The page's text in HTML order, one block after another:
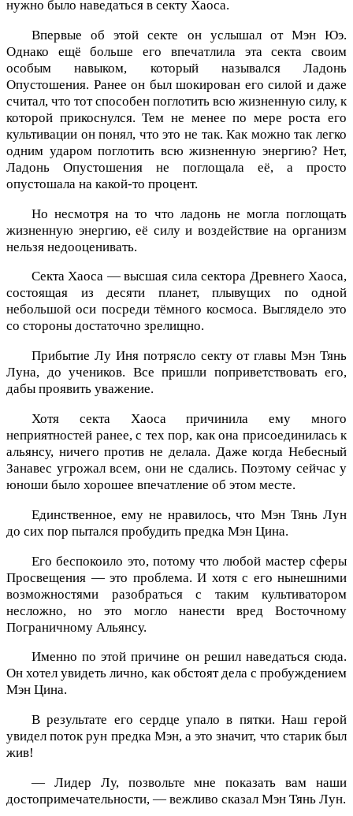
нужно было наведаться в секту Хаоса.
Впервые об этой секте он услышал от Мэн Юэ.
Однако ещё больше его впечатлила эта секта своим
особым навыком, который назывался Ладонь
Опустошения. Ранее он был шокирован его силой и даже
считал, что тот способен поглотить всю жизненную силу, к
которой прикоснулся. Тем не менее по мере роста его
культивации он понял, что это не так. Как можно так легко
одним ударом поглотить всю жизненную энергию? Нет,
Ладонь Опустошения не поглощала её, а просто
опустошала на какой-то процент.
Но несмотря на то что ладонь не могла поглощать
жизненную энергию, её силу и воздействие на организм
нельзя недооценивать.
Секта Хаоса — высшая сила сектора Древнего Хаоса,
состоящая из десяти планет, плывущих по одной
небольшой оси посреди тёмного космоса. Выглядело это
со стороны достаточно зрелищно.
Прибытие Лу Иня потрясло секту от главы Мэн Тянь
Луна, до учеников. Все пришли поприветствовать его,
дабы проявить уважение.
Хотя секта Хаоса причинила ему много
неприятностей ранее, с тех пор, как она присоединилась к
альянсу, ничего против не делала. Даже когда Небесный
Занавес угрожал всем, они не сдались. Поэтому сейчас у
юноши было хорошее впечатление об этом месте.
Единственное, ему не нравилось, что Мэн Тянь Лун
до сих пор пытался пробудить предка Мэн Цина.
Его беспокоило это, потому что любой мастер сферы
Просвещения — это проблема. И хотя с его нынешними
возможностями разобраться с таким культиватором
несложно, но это могло нанести вред Восточному
Пограничному Альянсу.
Именно по этой причине он решил наведаться сюда.
Он хотел увидеть лично, как обстоят дела с пробуждением
Мэн Цина.
В результате его сердце упало в пятки. Наш герой
увидел поток рун предка Мэн, а это значит, что старик был
жив!
— Лидер Лу, позвольте мне показать вам наши
достопримечательности, — вежливо сказал Мэн Тянь Лун.